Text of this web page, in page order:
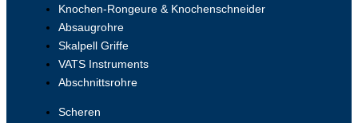
Knochen-Rongeure & Knochenschneider
Absaugrohre
Skalpell Griffe
VATS Instruments
Abschnittsrohre
Scheren